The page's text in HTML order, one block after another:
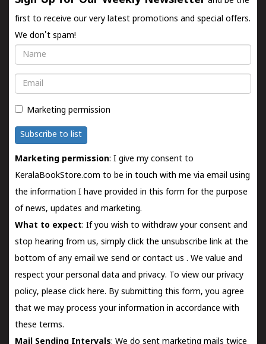
first to receive our very latest promotions and special offers.
We don't spam!
Name
Email
Marketing permission
Subscribe to list
Marketing permission: I give my consent to
KeralaBookStore.com to be in touch with me via email using
the information I have provided in this form for the purpose
of news, updates and marketing.
What to expect: If you wish to withdraw your consent and
stop hearing from us, simply click the unsubscribe link at the
bottom of any email we send orcontact us . We value and
respect your personal data and privacy. To view our privacy
policy, please click here. By submitting this form, you agree
that we may process your information in accordance with
these terms.
Mail Sending Intervals: We do sent marketing mails twice